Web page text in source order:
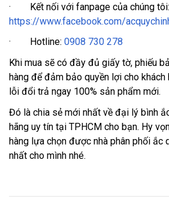
· Kết nối với fanpage của chúng tôi:
https://www.facebook.com/
· Hotline: 0908 730 278
Khi mua sẽ có đầy đủ giấy tờ, phiếu
hàng để đảm bảo quyền lợi cho
lỗi đổi trả ngay 100% sản phẩm mới.
Đó là chia sẻ mới nhất về đại lý bình
hãng uy tín tại TPHCM cho bạn. Hy
hàng lựa chọn được nhà phân phối ắc
nhất cho mình nhé.